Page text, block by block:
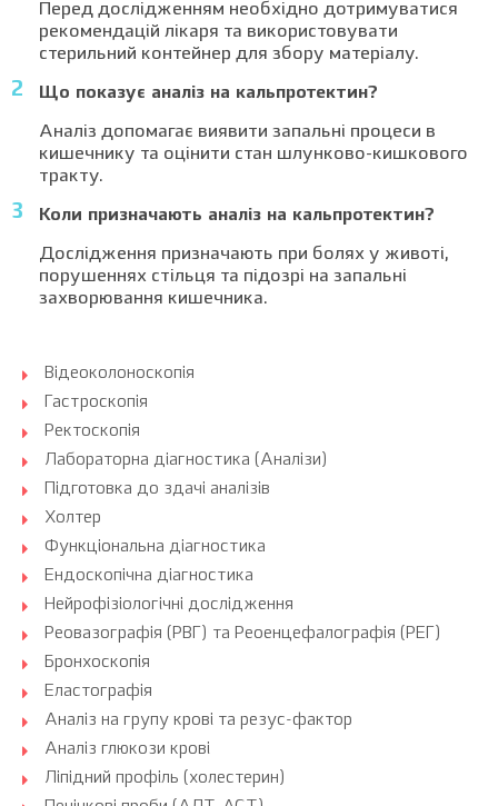
Перед дослідженням необхідно дотримуватися
рекомендацій лікаря та використовувати
стерильний контейнер для збору матеріалу.
Що показує аналіз на кальпротектин?
Аналіз допомагає виявити запальні процеси в
кишечнику та оцінити стан шлунково-кишкового
тракту.
Коли призначають аналіз на кальпротектин?
Дослідження призначають при болях у животі,
порушеннях стільця та підозрі на запальні
захворювання кишечника.
Відеоколоноскопія
Гастроскопія
Ректоскопія
Лабораторна діагностика (Аналізи)
Підготовка до здачі аналізів
Холтер
Функціональна діагностика
Ендоскопічна діагностика
Нейрофізіологічні дослідження
Реовазографія (РВГ) та Реоенцефалографія (РЕГ)
Бронхоскопія
Еластографія
Аналіз на групу крові та резус-фактор
Аналіз глюкози крові
Ліпідний профіль (холестерин)